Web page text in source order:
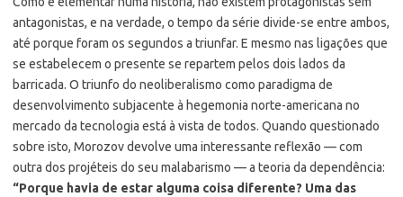
antagonistas, e na verdade, o tempo da série divide-se entre ambos,
até porque foram os segundos a triunfar. E mesmo nas ligações que
se estabelecem o presente se repartem pelos dois lados da
barricada. O triunfo do neoliberalismo como paradigma de
desenvolvimento subjacente à hegemonia norte-americana no
mercado da tecnologia está à vista de todos. Quando questionado
sobre isto, Morozov devolve uma interessante reflexão — com
outra dos projéteis do seu malabarismo — a teoria da dependência:
“Porque havia de estar alguma coisa diferente? Uma das